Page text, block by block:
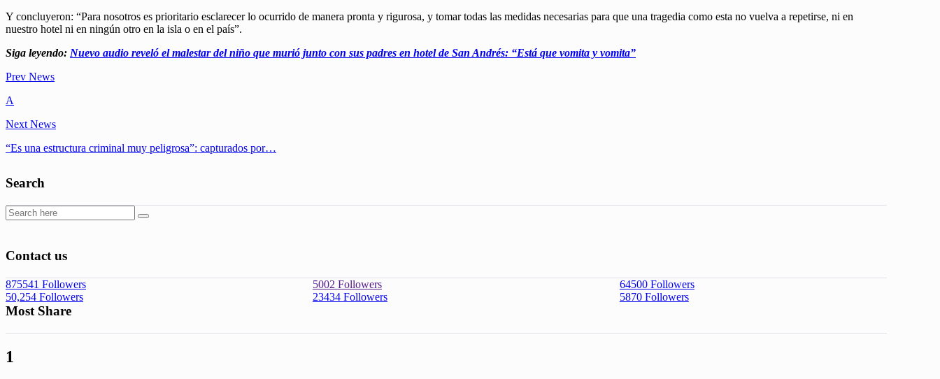
Y concluyeron: “Para nosotros es prioritario esclarecer lo ocurrido de manera pronta y rigurosa, y tomar todas las medidas necesarias para que una tragedia como esta no vuelva a repetirse, ni en
nuestro hotel ni en ningún otro en la isla o en el país”.
Siga leyendo: Nuevo audio reveló el malestar del niño que murió junto con sus padres en hotel de San Andrés: “Está que vomita y vomita”
Prev News
A
Next News
“Es una estructura criminal muy peligrosa”: capturados por…
Search
Contact us
875541 Followers 5002 Followers 64500 Followers
50,254 Followers 23434 Followers 5870 Followers
Most Share
1